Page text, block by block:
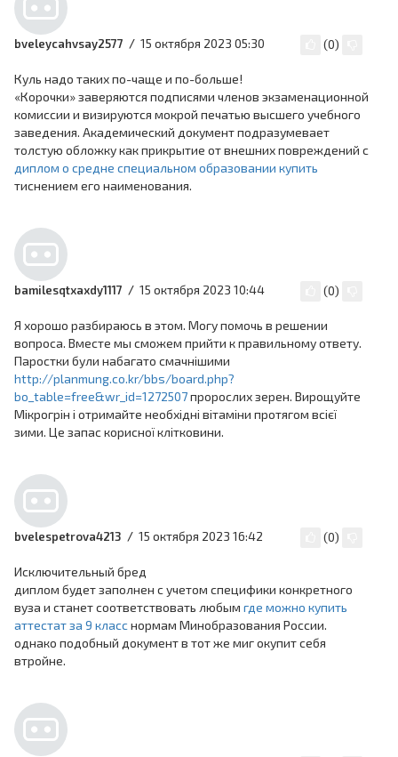
bveleycahvsay2577 15 октября 2023 05:30 (0)
Куль надо таких по-чаще и по-больше!
«Корочки» заверяются подписями членов экзаменационной
комиссии и визируются мокрой печатью высшего учебного
заведения. Академический документ подразумевает
толстую обложку как прикрытие от внешних повреждений с
диплом о средне специальном образовании купить
тиснением его наименования.
bamilesqtxaxdy1117 15 октября 2023 10:44 (0)
Я хорошо разбираюсь в этом. Могу помочь в решении
вопроса. Вместе мы сможем прийти к правильному ответу.
Паростки були набагато смачнішими
http://planmung.co.kr/bbs/board.php?
bo_table=free&wr_id=1272507пророслих зерен. Вирощуйте
Мікрогрін і отримайте необхідні вітаміни протягом всієї
зими. Це запас корисної клітковини.
bvelespetrova4213 15 октября 2023 16:42 (0)
Исключительный бред
диплом будет заполнен с учетом специфики конкретного
вуза и станет соответствовать любым где можно купить
аттестат за 9 класс нормам Минобразования России.
однако подобный документ в тот же миг окупит себя
втройне.